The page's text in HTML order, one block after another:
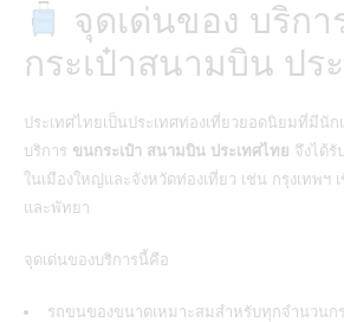
จุดเด่นของ บริก
กระเป๋าสนามบิน ปร
ประเทศไทยเป็นประเทศท่องเที่ยวยอดนิยมที่มีนัก
บริการ ขนกระเป๋า สนามบิน ประเทศไทย จึงได้รั
ในเมืองใหญ่และจังหวัดท่องเที่ยว เช่น กรุงเทพฯ
และพัทยา
จุดเด่นของบริการนี้คือ
รถขนของขนาดเหมาะสมสำหรับทุกจำนวนกร